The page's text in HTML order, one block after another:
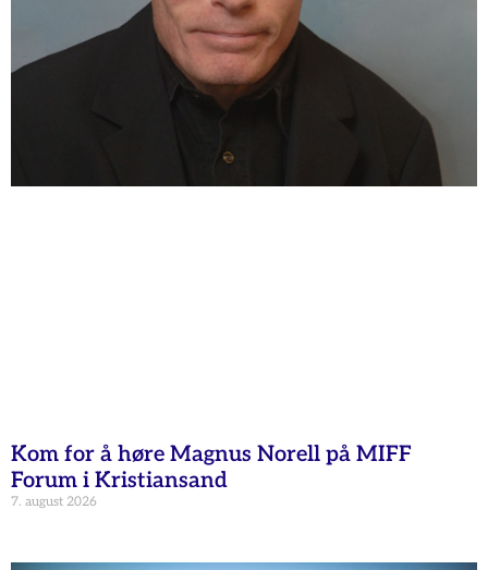
Kom for å høre Magnus Norell på MIFF
Forum i Kristiansand
7. august 2026